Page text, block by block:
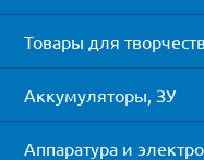
Товары для
Аккумуляторы, ЗУ
Аппаратура и